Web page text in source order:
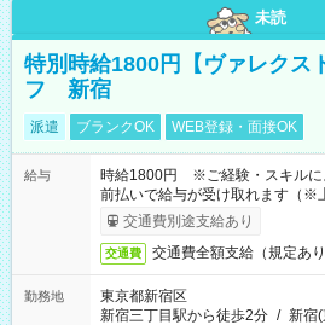
未読
特別時給1800円【ヴァレクス
フ 新宿
派遣 ブランクOK WEB登録・面接OK
給与
時給1800円 ※ご経験・スキルに
前払いで給与が受け取れます（※
交通費別途支給あり
交通費 交通費全額支給（規定あり
勤務地
東京都新宿区
新宿三丁目駅から徒歩2分 / 新宿